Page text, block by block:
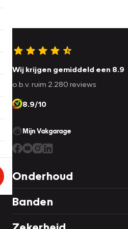
Wij krijgen gemiddeld een 8.9
o.b.v. ruim 2.280 reviews
8.9/10
Mijn Vakgarage
Onderhoud
Banden